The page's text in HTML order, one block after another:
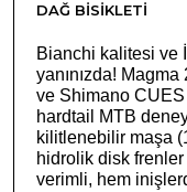
DAĞ BISIKLETI
Bianchi kalitesi ve
yanınızda!
ve Shimano
hardtail MTB
kilitlenebilir maşa
hidrolik disk frenler
verimli, hem